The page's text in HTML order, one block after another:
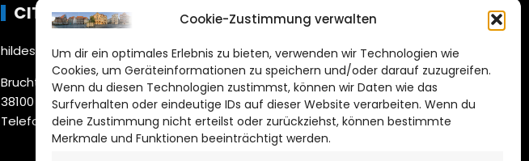
Cookie-Zustimmung verwalten
Um dir ein optimales Erlebnis zu bieten, verwenden wir Technologien wie
Cookies, um Geräteinformationen zu speichern und/oder darauf zuzugreifen.
Wenn du diesen Technologien zustimmst, können wir Daten wie das
Surfverhalten oder eindeutige IDs auf dieser Website verarbeiten. Wenn du
deine Zustimmung nicht erteilst oder zurückziehst, können bestimmte
Merkmale und Funktionen beeinträchtigt werden.
CITYLIFE!
hildesheim@citylifemedien.de
Bruchtorwall 12
38100 Braunschweig
Telefon: 0531 387220 – 65
DAS STADTMAGAZIN
FÜR HILDESHEIM
Impressum
Datenschutzerklärung
Cookie Richtlinie
CITYLIFE! BEI FACEBOOK